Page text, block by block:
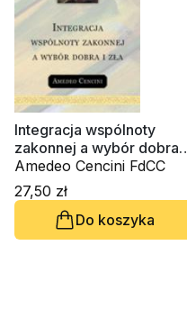
Integracja wspólnoty
zakonnej a wybór dobra i
zła
Amedeo Cencini FdCC
27,50 zł
Do koszyka